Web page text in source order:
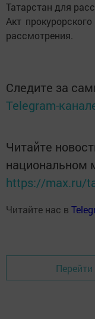
Татарстан для
Акт
рассмотрения.
Следите за
Telegram-
Читайте
национальном
https://max.ru/
Читайте нас в